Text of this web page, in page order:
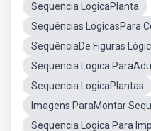
Sequencia LogicaPlanta
Sequências LógicasPara
SequênciaDe Figuras
Sequencia Logica
Sequencia LogicaPlantas
Imagens ParaMontar
Sequencia Logica Para